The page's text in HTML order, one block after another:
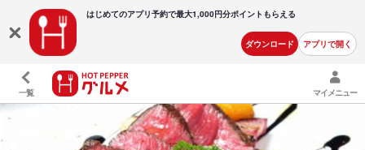
はじめてのアプリ予約で最大1,000円分ポイントもらえる
ダウンロード アプリで開く
一覧 マイメニュー